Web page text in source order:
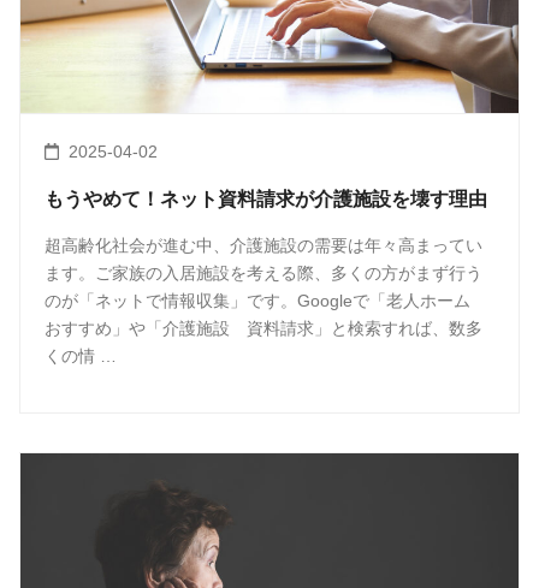
2025-04-02
もうやめて！ネット資料請求が介護施設を壊す理由
超高齢化社会が進む中、介護施設の需要は年々高まってい
ます。ご家族の入居施設を考える際、多くの方がまず行う
のが「ネットで情報収集」です。Googleで「老人ホーム
おすすめ」や「介護施設 資料請求」と検索すれば、数多
くの情 …